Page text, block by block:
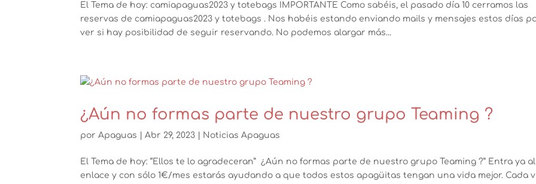
El Tema de hoy: camiapaguas2023 y totebags IMPORTANTE Como sabéis, el pasado día 10 cerramos las
reservas de camiapaguas2023 y totebags . Nos habéis estando enviando mails y mensajes estos días
ver si hay posibilidad de seguir reservando. No podemos alargar más...
¿Aún no formas parte de nuestro grupo Teaming ?
porApaguas |Abr 29, 2023 Noticias Apaguas
El Tema de hoy: “Ellos te lo agradeceran” ¿Aún no formas parte de nuestro grupo Teaming ?” Entra ya al
enlace y con sólo 1€/mes estarás ayudando a que todos estos apagüitas tengan una vida mejor. Cada